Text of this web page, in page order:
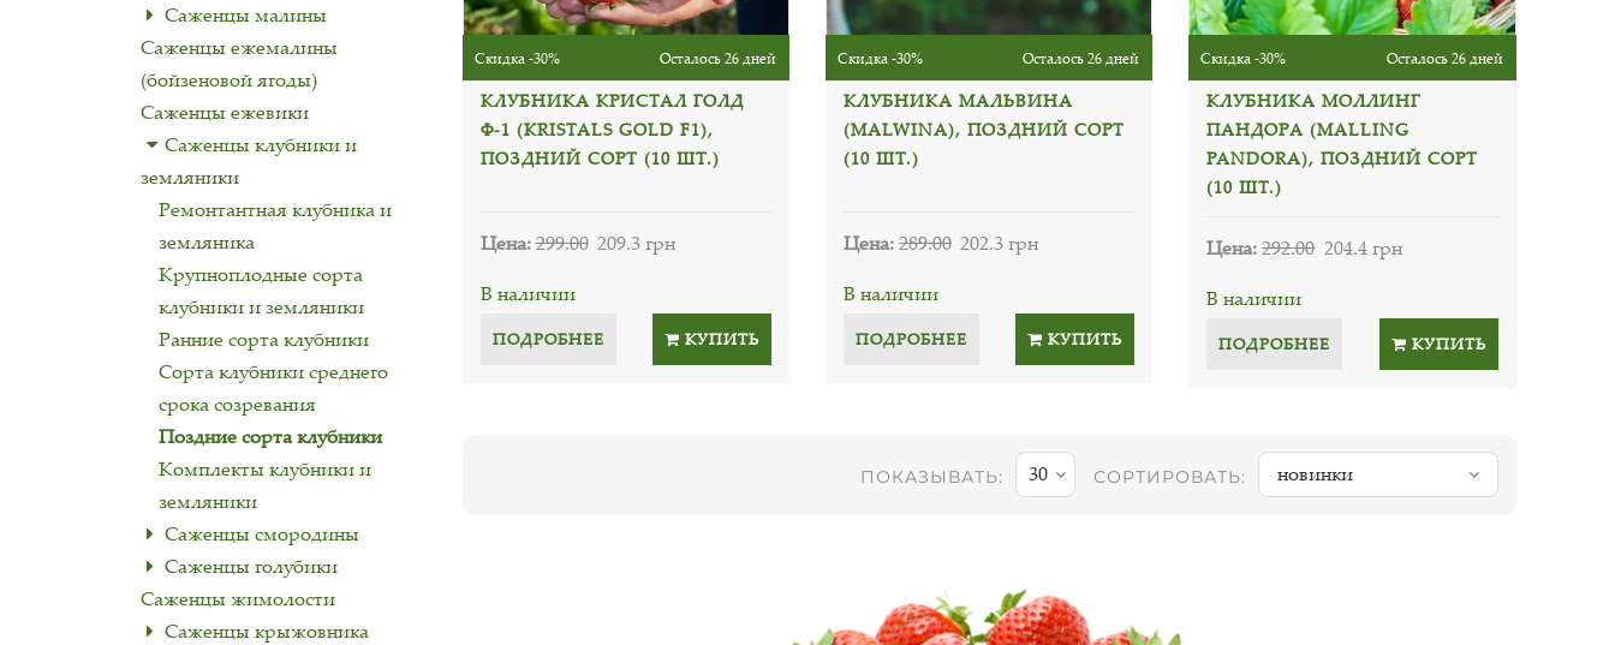
Саженцы малины
Саженцы ежемалины
(бойзеновой ягоды)
Саженцы ежевики
Саженцы клубники и
земляники
Ремонтантная клубника и
земляника
Крупноплодные сорта
клубники и земляники
Ранние сорта клубники
Сорта клубники среднего
срока созревания
Поздние сорта клубники
Комплекты клубники и
земляники
Саженцы смородины
Саженцы голубики
Саженцы жимолости
Саженцы крыжовника
Скидка -30% Осталось 26 дней
КЛУБНИКА КРИСТАЛ ГОЛД
Ф-1 (KRISTALS GOLD F1),
ПОЗДНИЙ СОРТ (10 ШТ.)
Цена:299.00 209.3 грн
В наличии
ПОДРОБНЕЕ КУПИТЬ
Скидка -30% Осталось 26 дней
КЛУБНИКА МАЛЬВИНА
(MALWINA), ПОЗДНИЙ СОРТ
(10 ШТ.)
Цена:289.00 202.3 грн
В наличии
ПОДРОБНЕЕ КУПИТЬ
Скидка -30% Осталось 26 дней
КЛУБНИКА МОЛЛИНГ
ПАНДОРА (MALLING
PANDORA), ПОЗДНИЙ СОРТ
(10 ШТ.)
Цена:292.00 204.4 грн
В наличии
ПОДРОБНЕЕ КУПИТЬ
ПОКАЗЫВАТЬ: 30 СОРТИРОВАТЬ: новинки